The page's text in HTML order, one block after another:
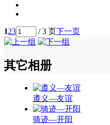
123 / 3 页下一页
其它相册
遵义—友谊
骑迹—开阳